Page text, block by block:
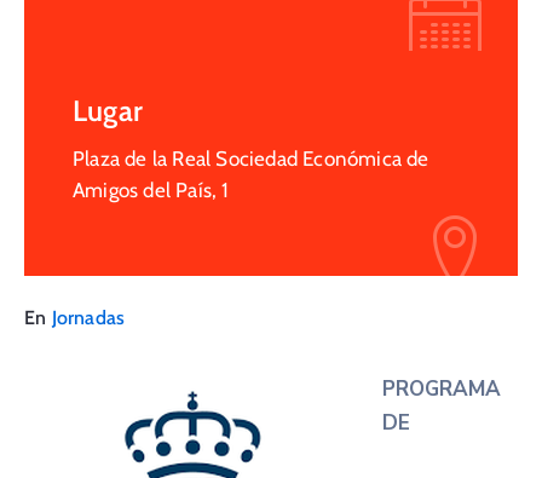
Lugar
Plaza de la Real Sociedad Económica de
Amigos del País, 1
En Jornadas
PROGRAMA
DE